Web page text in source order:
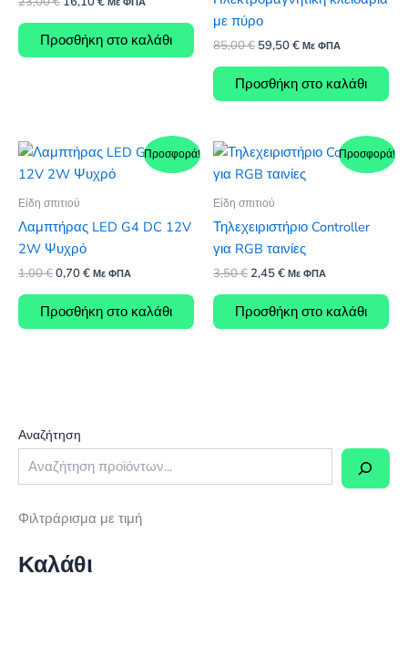
was:
23,00 €. είναι:
16,10 €.
Προσθήκη στο καλάθι
με πύρο
85,00€ Original
was:
85,00 €.
59,50€Η
είναι:
59,50 €.
Με ΦΠΑ
Προσθήκη στο καλάθι
Προσφορά!
Είδη σπιτιού
Λαμπτήρας LED G4 DC 12V
2W Ψυχρό
1,00€Original
was:
1,00 €.
0,70€Η
είναι:
0,70 €.
Με ΦΠΑ
Προσθήκη στο καλάθι
Προσφορά!
Είδη σπιτιού
Τηλεχειριστήριο Controller
για RGB ταινίες
3,50€ Original
was:
3,50 €.
2,45€Η
είναι:
2,45 €.
Με ΦΠΑ
Προσθήκη στο καλάθι
Αναζήτηση
Φιλτράρισμα με τιμή
Καλάθι